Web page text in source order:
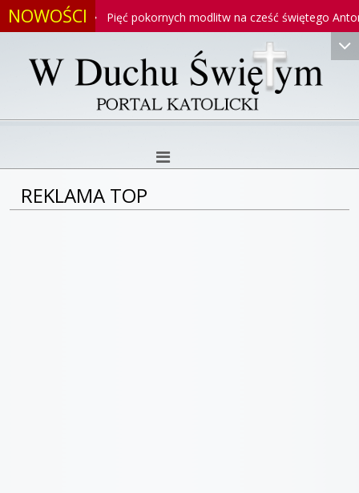
NOWOŚCIPięć pokornych modlitw na cześć świętego Antoniego
REKLAMA TOP